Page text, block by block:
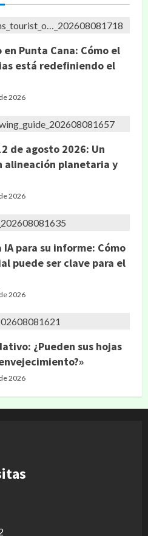
Punta Cana: Cómo el
está redefiniendo el
2026
de agosto 2026: Un
alineación planetaria y
2026
IA para su informe: Cómo
puede ser clave para el
2026
¿Pueden sus hojas
2026